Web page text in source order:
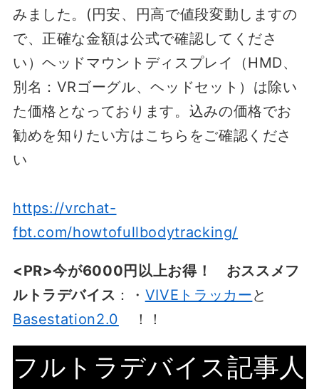
みました。(円安、円高で値段変動しますの
で、正確な金額は公式で確認してくださ
い）ヘッドマウントディスプレイ（HMD、
別名：VRゴーグル、ヘッドセット）は除い
た価格となっております。込みの価格でお
勧めを知りたい方はこちらをご確認くださ
い
https://vrchat-
fbt.com/howtofullbodytracking/
<PR>今が6000円以上お得！ おススメフ
ルトラデバイス ：・ VIVEトラッカーと
Basestation2.0 ！！
フルトラデバイス記事人